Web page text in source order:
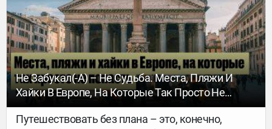
Не Забукал(-А) – Не Судьба. Места, Пляжи И
Хайки В Европе, На Которые Так Просто Не
Попасть
Путешествовать без плана – это, конечно,